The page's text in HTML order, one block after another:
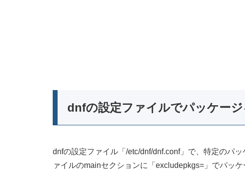
dnfの設定ファイルでパッケー
dnfの設定ファイル「/etc/dnf/dnf.conf」で、特定のパ
ァイルのmainセクションに「excludepkgs=」でパッケ